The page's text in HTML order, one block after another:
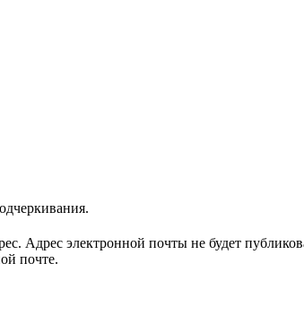
Адрес электронной почты не будет
почте.